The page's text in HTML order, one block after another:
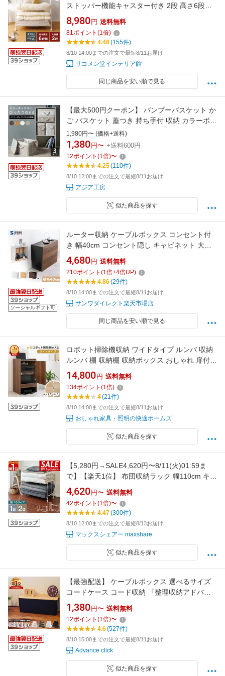
ストッパー機能キャスター付き 2段 高さ6段調
整 幅103cm×奥行65cm×高さ100cm 大容量 隙
間11cm 整理棚 干し 整理棚(代引不可)【送料無
料】【レビュー報告で除湿シート】
8,980 円 送料無料
81ポイント (1倍)
4.48(155件)
8/10 14:00までの注文で最短8/11お届け
リコメン堂インテリア館
同じ商品を安い順で見る
【最大500円クーポン】 バンブーバスケット か
ご バスケット 蓋つき 持ち手付 収納 カラーボッ
クス インナーボックス カゴ 竹 10L/19L ショー
ト スリム ハーフ 浅型 収納バスケット 小物入れ
ふた付き 収納ボックス おしゃれ 北欧 アジアン
リゾート 雑貨[66]
1,980円〜 (価格+送料)
1,380 円〜 +送料600円
12ポイント (1倍)〜
4.25(110件)
8/10 12:00までの注文で最短8/11お届け
アジア工房
似た商品を探す
ソーシャルギフト可
ルーター収納 ケーブルボックス コンセント付
き 幅40cm コンセント隠し キャビネット 大型
ケース ルーター収納ボックス 収納棚 収納家具
おしゃれ スリム コンパクト モデム隠し サイド
テーブル Wi-fi隠し コードケース 木製 ルーター
収納ラック 配線隠し 配線カバー
4,680 円 送料無料
210ポイント (1倍+4倍UP)
4.86(29件)
8/10 14:00までの注文で最短8/11お届け
サンワダイレクト楽天市場店
同じ商品を安い順で見る
ロボット掃除機収納 ワイドタイプ ルンバ 収納
ルンバ 棚 収納棚 収納ボックス おしゃれ 扉付き
北欧 ルーター 隠し プリンター台 ルーター収納
ケーブル収納 木製 基地 大型ロボット掃除機 収
納家具 お掃除ロボット 大容量 キャスター付き
wi-fi 電話台 ゲーム 最新機種対応
14,800 円 送料無料
134ポイント (1倍)
4(21件)
8/10 14:00までの注文で最短8/11お届け
おしゃれ家具・照明の快適ホームズ
似た商品を探す
【5,280円→SALE4,620円〜8/11(火)01:59ま
で】【楽天1位】 布団収納ラック 幅110cm キャ
スター付き 選べる 1段/上下2段タイプ 布団ラッ
ク 固定幅 高さ調整 ふとん収納 押入れ収納 クロ
ーゼット収納 大容量 すのこ 通気性 湿気対策 布
団収 ★[送料無料]
4,620 円〜 送料無料
42ポイント (1倍)〜
4.47(300件)
8/10 12:00までの注文で最短8/13お届け
マックスシェアー maxshare
似た商品を探す
【最強配送】 ケーブルボックス 選べるサイズ
コードケース コード収納 『整理収納アドバイ
ザー監修』 コンセント隠し 配線ボックス
【monoマガジン掲載】コード 隠し ケーブル 収
納 配線隠し 配線 ボックス ケーブル隠し コンセ
ント収納 木目 単色 ケーブル 収納ボックス
1,380 円〜 送料無料
12ポイント (1倍)〜
4.6(527件)
8/10 15:00までの注文で最短8/11お届け
Advance click
似た商品を探す